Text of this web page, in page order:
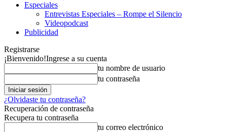
Especiales
Entrevistas Especiales – Rompe el Silencio
Videopodcast
Publicidad
Registrarse
¡Bienvenido!Ingrese a su cuenta
tu nombre de usuario
tu contraseña
¿Olvidaste tu contraseña?
Recuperación de contraseña
Recupera tu contraseña
tu correo electrónico